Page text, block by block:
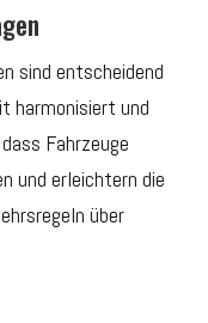
sind entscheidend
harmonisiert und
Fahrzeuge
und erleichtern die
über